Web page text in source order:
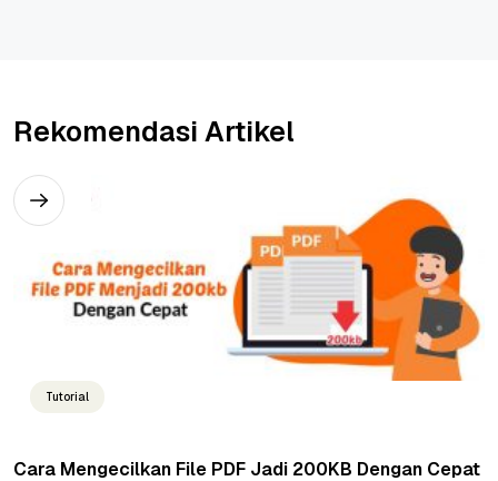
Rekomendasi Artikel
Tutorial
Cara Mengecilkan File PDF Jadi 200KB Dengan Cepat